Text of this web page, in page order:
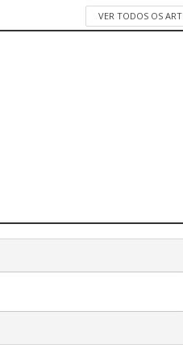
VER TODOS OS